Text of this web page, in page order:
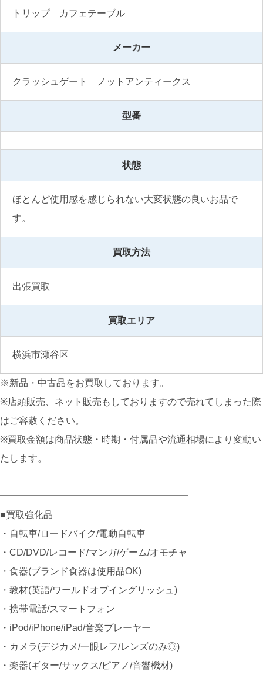
トリップ　カフェテーブル
メーカー
クラッシュゲート　ノットアンティークス
型番
状態
ほとんど使用感を感じられない大変状態の良いお品で
す。
買取方法
出張買取
買取エリア
横浜市瀬谷区
※新品・中古品をお買取しております。
※店頭販売、ネット販売もしておりますので売れてしまった際
はご容赦ください。
※買取金額は商品状態・時期・付属品や流通相場により変動い
たします。
━━━━━━━━━━━━━━━━━━━━
■買取強化品
・自転車/ロードバイク/電動自転車
・CD/DVD/レコード/マンガ/ゲーム/オモチャ
・食器(ブランド食器は使用品OK)
・教材(英語/ワールドオブイングリッシュ)
・携帯電話/スマートフォン
・iPod/iPhone/iPad/音楽プレーヤー
・カメラ(デジカメ/一眼レフ/レンズのみ◎)
・楽器(ギター/サックス/ピアノ/音響機材)